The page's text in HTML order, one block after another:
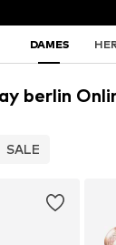
DAMES
berlin
SALE